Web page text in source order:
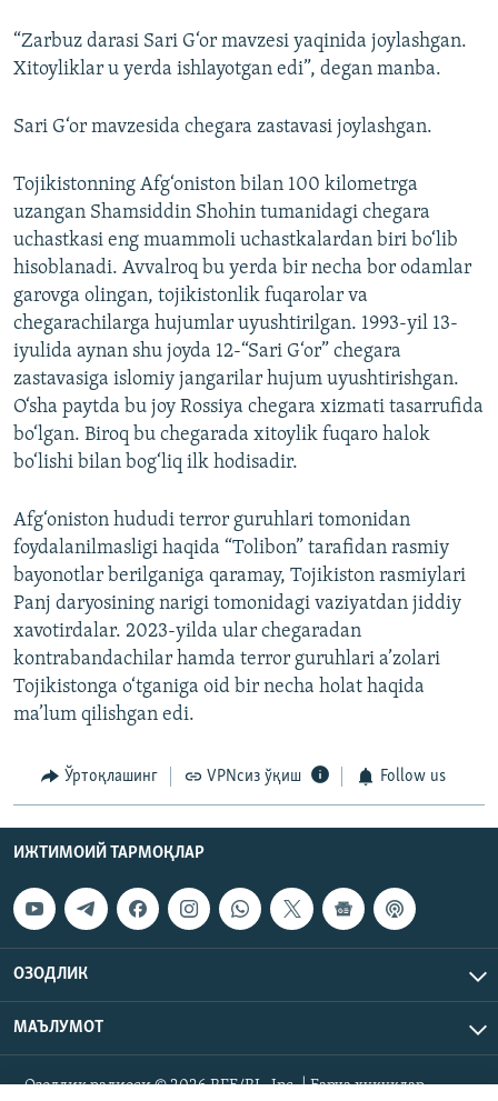
“Zarbuz darasi Sari G‘or mavzesi yaqinida joylashgan.
Xitoyliklar u yerda ishlayotgan edi”, degan manba.
Sari G‘or mavzesida chegara zastavasi joylashgan.
Tojikistonning Afg‘oniston bilan 100 kilometrga
uzangan Shamsiddin Shohin tumanidagi chegara
uchastkasi eng muammoli uchastkalardan biri bo‘lib
hisoblanadi. Avvalroq bu yerda bir necha bor odamlar
garovga olingan, tojikistonlik fuqarolar va
chegarachilarga hujumlar uyushtirilgan. 1993-yil 13-
iyulida aynan shu joyda 12-“Sari G‘or” chegara
zastavasiga islomiy jangarilar hujum uyushtirishgan.
O‘sha paytda bu joy Rossiya chegara xizmati tasarrufida
bo‘lgan. Biroq bu chegarada xitoylik fuqaro halok
bo‘lishi bilan bog‘liq ilk hodisadir.
Afg‘oniston hududi terror guruhlari tomonidan
foydalanilmasligi haqida “Tolibon” tarafidan rasmiy
bayonotlar berilganiga qaramay, Tojikiston rasmiylari
Panj daryosining narigi tomonidagi vaziyatdan jiddiy
xavotirdalar. 2023-yilda ular chegaradan
kontrabandachilar hamda terror guruhlari a’zolari
Tojikistonga o‘tganiga oid bir necha holat haqida
ma’lum qilishgan edi.
Ўртоқлашинг VPNсиз ўқиш Follow us
ИЖТИМОИЙ ТАРМОҚЛАР
ОЗОДЛИК
МАЪЛУМОТ
Озодлик радиоси © 2026 RFE/RL, Inc. | Барча ҳуқуқлар